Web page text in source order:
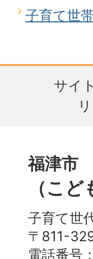
子育て世
サイ
福津市
（こ
子育て世
〒811-
電話番号